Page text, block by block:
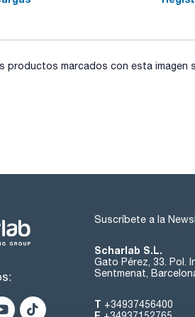
productos marcados con esta imagen
Suscríbete a la
Scharlab S.L.
Gato Pérez, 33. Pol.
Sentmenat,
T +34937456400